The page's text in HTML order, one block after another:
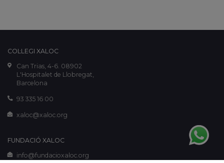
COL·LEGI XALOC
Can Trias, 4-6. 08902
L'Hospitalet de Llobregat,
Barcelona
93 335 16 00
xaloc@xaloc.org
FUNDACIÓ XALOC
info@fundacioxaloc.org